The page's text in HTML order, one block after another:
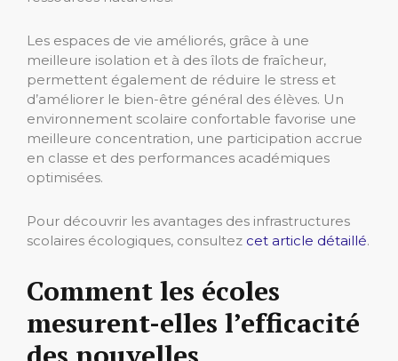
Les espaces de vie améliorés, grâce à une
meilleure isolation et à des îlots de fraîcheur,
permettent également de réduire le stress et
d’améliorer le bien-être général des élèves. Un
environnement scolaire confortable favorise une
meilleure concentration, une participation accrue
en classe et des performances académiques
optimisées.
Pour découvrir les avantages des infrastructures
scolaires écologiques, consultez cet article détaillé.
Comment les écoles
mesurent-elles l’efficacité